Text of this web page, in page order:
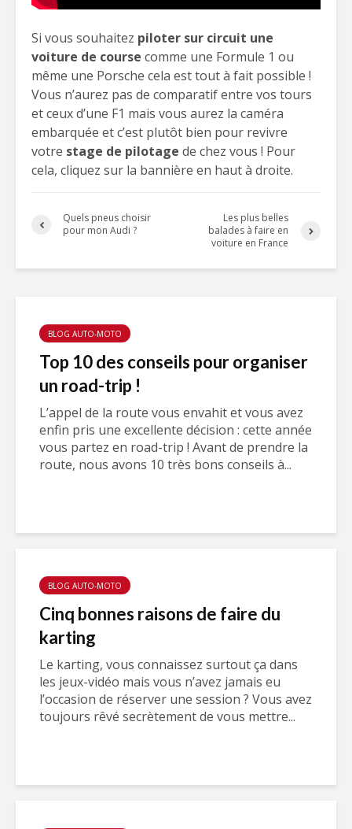
Si vous souhaitez piloter sur circuit une
voiture de course comme une Formule 1 ou
même une Porsche cela est tout à fait possible !
Vous n’aurez pas de comparatif entre vos tours
et ceux d’une F1 mais vous aurez la caméra
embarquée et c’est plutôt bien pour revivre
votre stage de pilotage de chez vous ! Pour
cela, cliquez sur la bannière en haut à droite.
Quels pneus choisir
pour mon Audi ?
Les plus belles
balades à faire en
voiture en France
BLOG AUTO-MOTO
Top 10 des conseils pour organiser
un road-trip !
L’appel de la route vous envahit et vous avez
enfin pris une excellente décision : cette année
vous partez en road-trip ! Avant de prendre la
route, nous avons 10 très bons conseils à...
BLOG AUTO-MOTO
Cinq bonnes raisons de faire du
karting
Le karting, vous connaissez surtout ça dans
les jeux-vidéo mais vous n’avez jamais eu
l’occasion de réserver une session ? Vous avez
toujours rêvé secrètement de vous mettre...